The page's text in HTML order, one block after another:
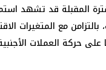
المقبلة قد تشهد
مع المتغيرات
على حركة العملات